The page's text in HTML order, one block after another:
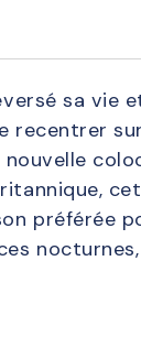
sa vie
recentrer
préférée